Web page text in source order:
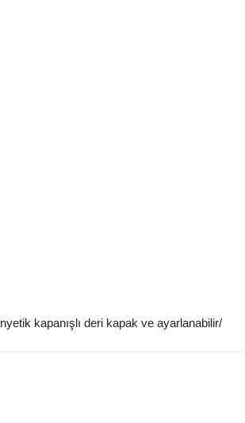
kapanışlı deri kapak ve ayarlanabilir/